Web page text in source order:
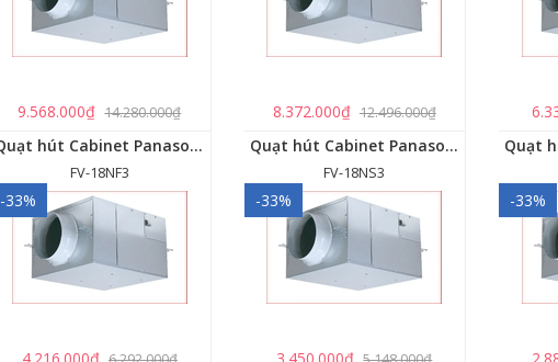
9.568.000₫ 14.280.000₫ 8.372.000₫ 12.496.000₫
Quạt hút Cabinet Panasonic FV-18NF3
FV-18NF3
-33%
4.216.000₫
Quạt hút Cabinet Panasonic FV-18NS3
FV-18NS3
-33%
3.450.000₫
-33%